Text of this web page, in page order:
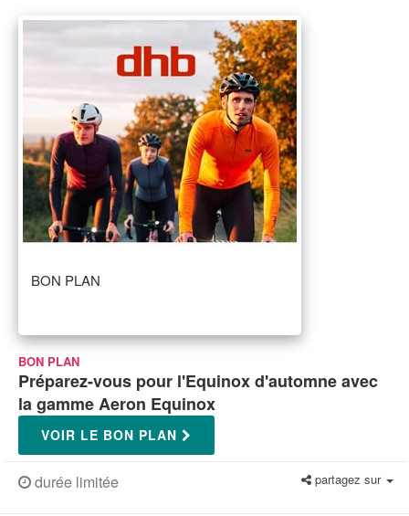
BON PLAN
BON PLAN
Préparez-vous pour l'Equinox d'automne avec
la gamme Aeron Equinox
VOIR LE BON PLAN
durée limitée partagez sur